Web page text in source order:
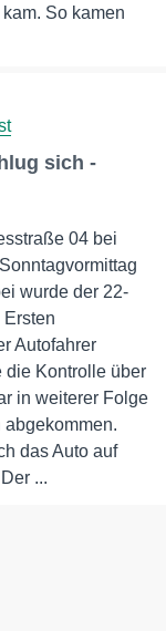
So kamen
sich -
04 bei
wurde der 22-
Autofahrer
die Kontrolle über
in weiterer Folge
das Auto auf
...